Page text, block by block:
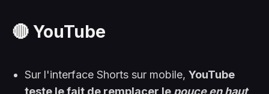
🔴 YouTube
Sur l'interface Shorts sur mobile, YouTube
teste le fait de remplacer le pouce en haut